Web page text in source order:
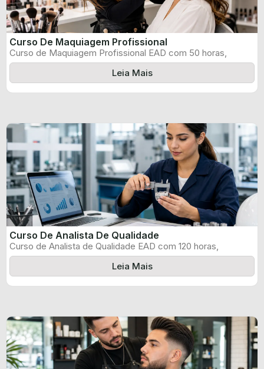
Curso De Maquiagem Profissional
Curso de Maquiagem Profissional EAD com 50 horas,
certificado informado pelo produtor e ...
Leia Mais
Curso De Analista De Qualidade
Curso de Analista de Qualidade EAD com 120 horas,
certificado informado pelo produtor ...
Leia Mais